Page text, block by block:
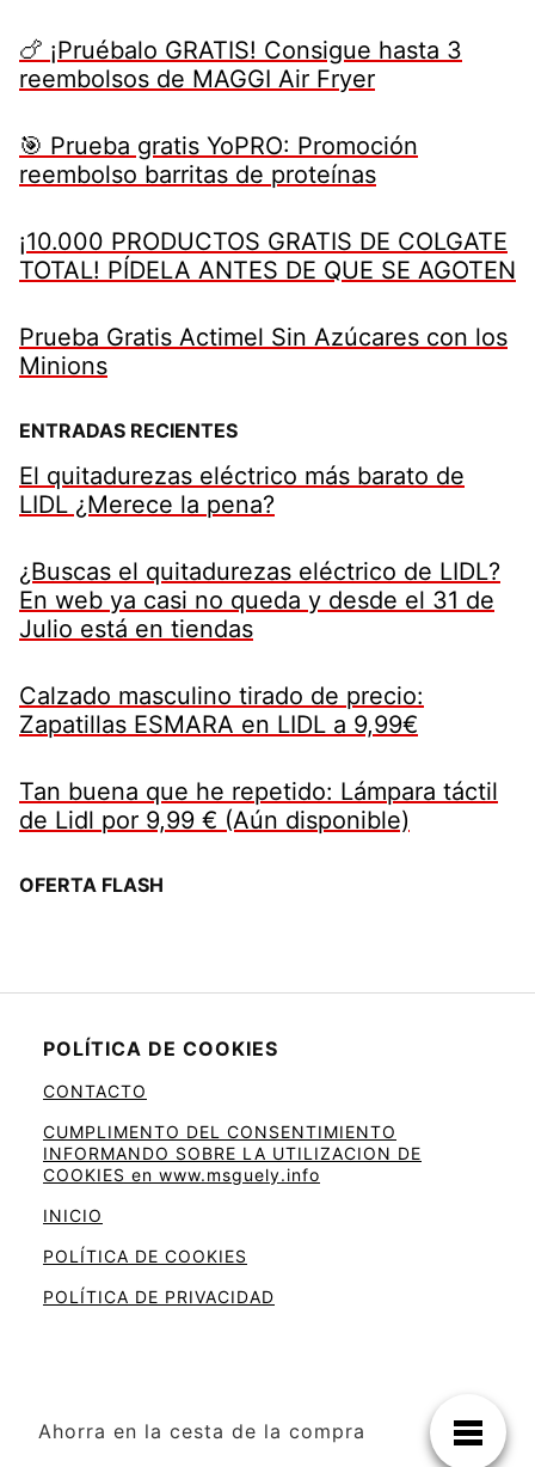
🍗 ¡Pruébalo GRATIS! Consigue hasta 3
reembolsos de MAGGI Air Fryer
🎯 Prueba gratis YoPRO: Promoción
reembolso barritas de proteínas
¡10.000 PRODUCTOS GRATIS DE COLGATE
TOTAL! PÍDELA ANTES DE QUE SE AGOTEN
Prueba Gratis Actimel Sin Azúcares con los
Minions
ENTRADAS RECIENTES
El quitadurezas eléctrico más barato de
LIDL ¿Merece la pena?
¿Buscas el quitadurezas eléctrico de LIDL?
En web ya casi no queda y desde el 31 de
Julio está en tiendas
Calzado masculino tirado de precio:
Zapatillas ESMARA en LIDL a 9,99€
Tan buena que he repetido: Lámpara táctil
de Lidl por 9,99 € (Aún disponible)
OFERTA FLASH
POLÍTICA DE COOKIES
CONTACTO
CUMPLIMENTO DEL CONSENTIMIENTO
INFORMANDO SOBRE LA UTILIZACION DE
COOKIES en www.msguely.info
INICIO
POLÍTICA DE COOKIES
POLÍTICA DE PRIVACIDAD
Ahorra en la cesta de la compra